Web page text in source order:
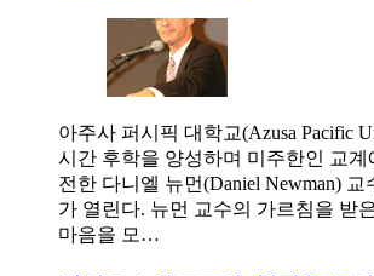
아주사 퍼시픽 대학교(Azusa Pacific
시간 후학을 양성하며 미주한인 교계
전한 다니엘 뉴먼(Daniel Newman)
가 열린다. 뉴먼 교수의 가르침을 받
마음을 모…